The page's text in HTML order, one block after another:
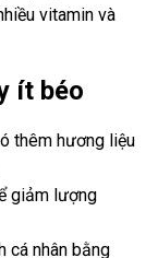
vitamin và
ít béo
thêm hương liệu
giảm lượng
cá nhân bằng